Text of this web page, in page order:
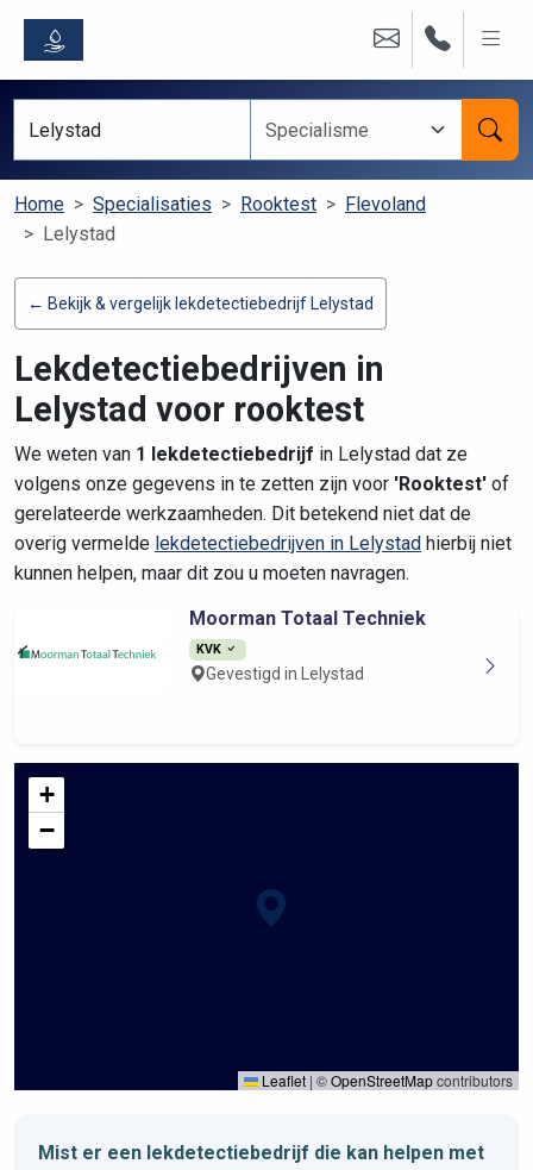
Home Specialisaties Rooktest
Flevoland
Lelystad
← Bekijk & vergelijk lekdetectiebedrijf Lelystad
Lekdetectiebedrijven in
Lelystad voor rooktest
We weten van 1 lekdetectiebedrijf in Lelystad dat ze
volgens onze gegevens in te zetten zijn voor 'Rooktest' of
gerelateerde werkzaamheden. Dit betekend niet dat de
overig vermelde lekdetectiebedrijven in Lelystad hierbij niet
kunnen helpen, maar dit zou u moeten navragen.
Moorman Totaal Techniek
KVK
Gevestigd in Lelystad
+
−
Leaflet | ©OpenStreetMapcontributors
Mist er een lekdetectiebedrijf die kan helpen met